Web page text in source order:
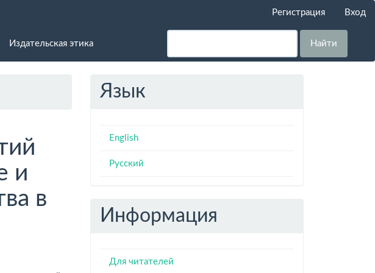
Регистрация Вход
Издательская этика Найти
и
в
Язык
English
Русский
Информация
Для читателей